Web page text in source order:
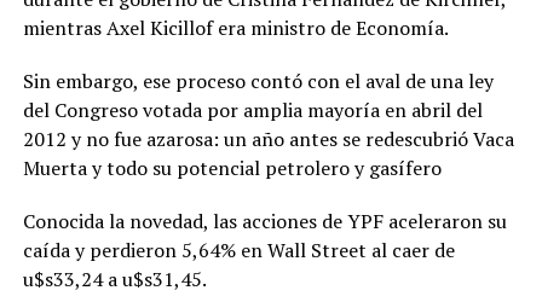
mientras Axel Kicillof era ministro de Economía.
Sin embargo, ese proceso contó con el aval de una ley
del Congreso votada por amplia mayoría en abril del
2012 y no fue azarosa: un año antes se redescubrió Vaca
Muerta y todo su potencial petrolero y gasífero
Conocida la novedad, las acciones de YPF aceleraron su
caída y perdieron 5,64% en Wall Street al caer de
u$s33,24 a u$s31,45.